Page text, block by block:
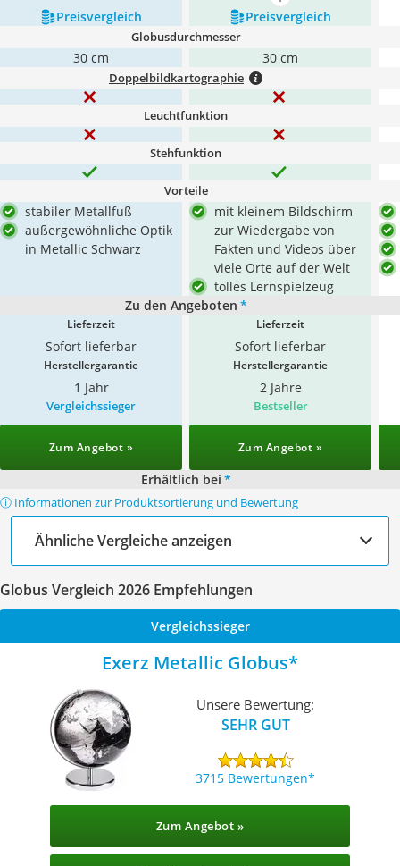
Preis­vergleich
Preis­vergleich
Globusdurchmesser
30 cm 30 cm
Doppelbildkartographie
Leuchtfunktion
Stehfunktion
Vorteile
stabiler Metallfuß
außergewöhnliche Optik
in Metallic Schwarz
mit kleinem Bildschirm
zur Wiedergabe von
Fakten und Videos über
viele Orte auf der Welt
tolles Lernspielzeug
Zu den Angeboten *
Lieferzeit
Sofort lieferbar
Lieferzeit
Sofort lieferbar
Herstellergarantie
1 Jahr
Herstellergarantie
2 Jahre
Vergleichssieger
Zum Angebot »
Bestseller
Zum Angebot »
Erhältlich bei *
ⓘ Informationen zur Produktsortierung und Bewertung
Ähnliche Vergleiche anzeigen
Globus Vergleich 2026 Empfehlungen
Vergleichssieger
Exerz Metallic Globus
Unsere Bewertung:
SEHR GUT
3715 Bewertungen
Zum Angebot »